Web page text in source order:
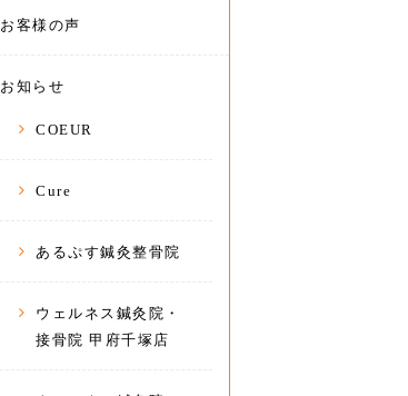
お客様の声
お知らせ
COEUR
Cure
あるぷす鍼灸整骨院
ウェルネス鍼灸院・
接骨院 甲府千塚店